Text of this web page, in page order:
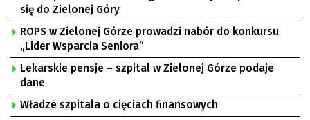
się do Zielonej Góry
ROPS w Zielonej Górze prowadzi nabór do konkursu
„Lider Wsparcia Seniora”
Lekarskie pensje – szpital w Zielonej Górze podaje
dane
Władze szpitala o cięciach finansowych